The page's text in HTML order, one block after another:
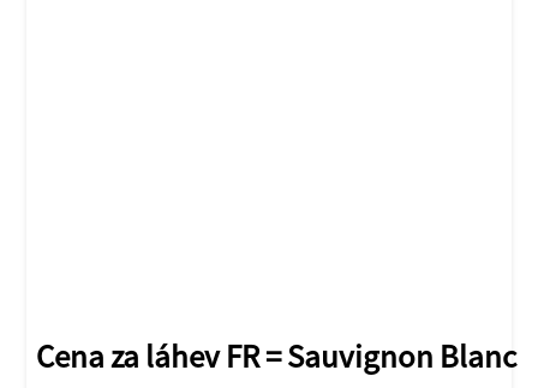
Cena za láhev FR = Sauvignon Blanc